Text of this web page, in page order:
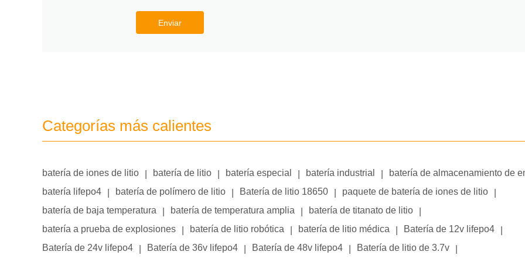
Enviar
Categorías más calientes
batería de iones de litio batería de litio batería especial batería industrial batería de almacenamiento de
batería lifepo4
batería de polímero de litio Batería de litio 18650 paquete de batería de iones de litio
batería de baja temperatura
batería de temperatura amplia batería de titanato de litio
batería a prueba de explosiones
batería de litio robótica batería de litio médica Batería de 12v lifepo4
Batería de 24v lifepo4
Batería de 36v lifepo4 Batería de 48v lifepo4 Batería de litio de 3.7v